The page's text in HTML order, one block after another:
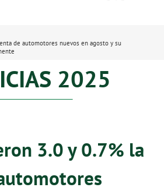
de automotores nuevos en agosto y su
2025
3.0 y 0.7% la